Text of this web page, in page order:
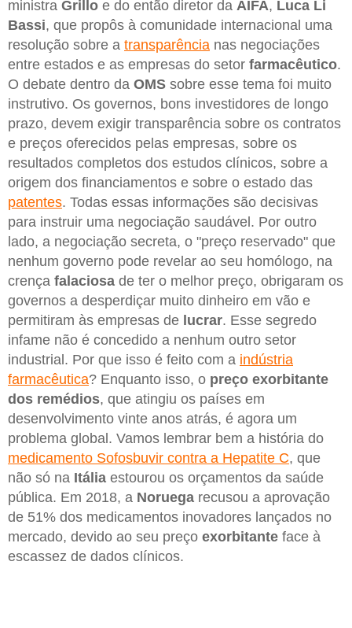
ministra Grillo e do então diretor da AIFA, Luca Li
Bassi, que propôs à comunidade internacional uma
resolução sobre a transparência nas negociações
entre estados e as empresas do setor farmacêutico.
O debate dentro da OMS sobre esse tema foi muito
instrutivo. Os governos, bons investidores de longo
prazo, devem exigir transparência sobre os contratos
e preços oferecidos pelas empresas, sobre os
resultados completos dos estudos clínicos, sobre a
origem dos financiamentos e sobre o estado das
patentes. Todas essas informações são decisivas
para instruir uma negociação saudável. Por outro
lado, a negociação secreta, o "preço reservado" que
nenhum governo pode revelar ao seu homólogo, na
crença falaciosa de ter o melhor preço, obrigaram os
governos a desperdiçar muito dinheiro em vão e
permitiram às empresas de lucrar. Esse segredo
infame não é concedido a nenhum outro setor
industrial. Por que isso é feito com a indústria
farmacêutica? Enquanto isso, o preço exorbitante
dos remédios, que atingiu os países em
desenvolvimento vinte anos atrás, é agora um
problema global. Vamos lembrar bem a história do
medicamento Sofosbuvir contra a Hepatite C, que
não só na Itália estourou os orçamentos da saúde
pública. Em 2018, a Noruega recusou a aprovação
de 51% dos medicamentos inovadores lançados no
mercado, devido ao seu preço exorbitante face à
escassez de dados clínicos.